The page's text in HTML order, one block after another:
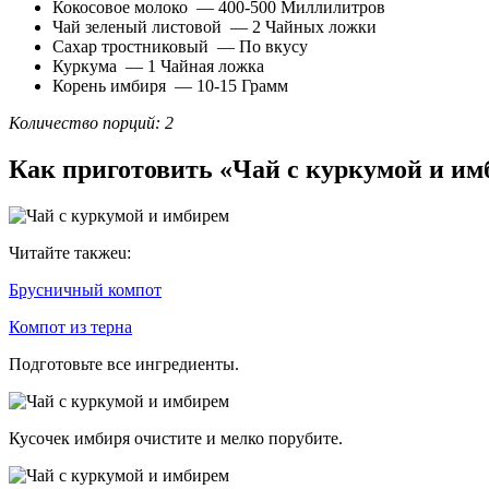
Кокосовое молоко — 400-500 Миллилитров
Чай зеленый листовой — 2 Чайных ложки
Сахар тростниковый — По вкусу
Куркума — 1 Чайная ложка
Корень имбиря — 10-15 Грамм
Количество порций: 2
Как приготовить «Чай с куркумой и
Читайте такжеu:
Брусничный компот
Компот из терна
Подготовьте все ингредиенты.
Кусочек имбиря очистите и мелко порубите.